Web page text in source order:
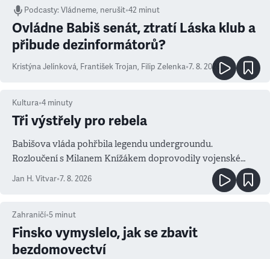
Podcasty:Vládneme, nerušit•42 minut
Ovládne Babiš senát, ztratí Láska klub a
přibude dezinformátorů?
Kristýna Jelínková, František Trojan, Filip Zelenka•7. 8. 2026
Kultura•4 minuty
Tři výstřely pro rebela
Babišova vláda pohřbila legendu undergroundu.
Rozloučení s Milanem Knížákem doprovodily vojenské
salvy i kritika pokrokářů
Jan H. Vitvar•7. 8. 2026
Zahraničí•5 minut
Finsko vymyslelo, jak se zbavit
bezdomovectví